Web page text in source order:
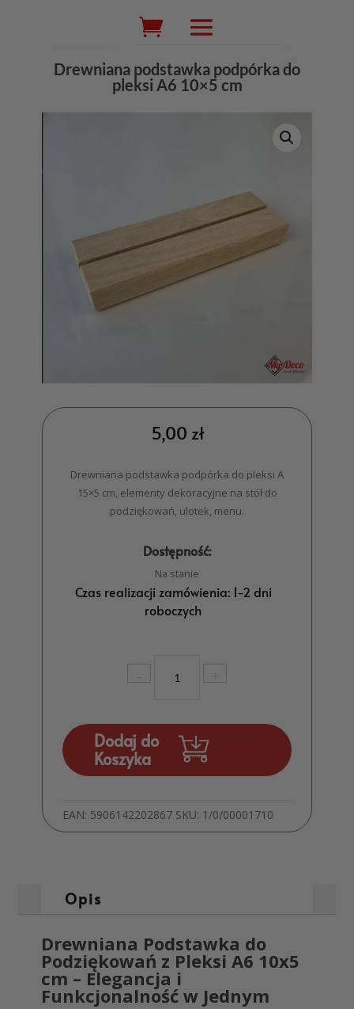
Wyszukiwarka
produktów
Drewniana podstawka podpórka do
pleksi A6 10×5 cm
5,00 zł
Drewniana podstawka podpórka do pleksi A
15×5 cm, elementy dekoracyjne na stół do
podziękowań, ulotek, menu.
Dostępność:
Na stanie
Czas realizacji zamówienia: 1-2 dni
roboczych
-
Drewniana
do
A6
cm
+
Dodaj do
Koszyka
EAN: 5906142202867 SKU: 1/0/00001710
Opis
Drewniana Podstawka do
Podziękowań z Pleksi A6 10x5
cm – Elegancja i
Funkcjonalność w Jednym